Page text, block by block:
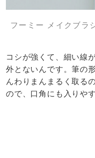
フーミー メイクブラ
コシが強くて、細い線
外とないんです。筆の
んわりまんまるく取る
ので、口角にも入りや